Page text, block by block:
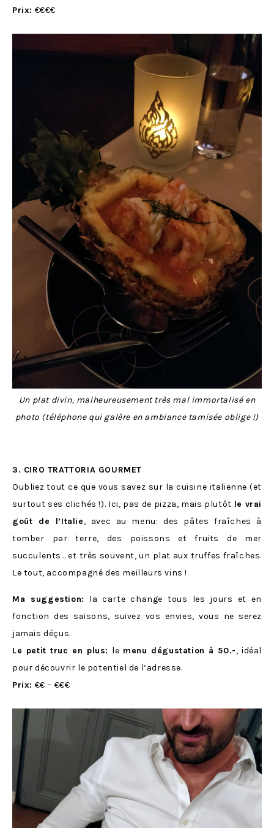
Prix: €€€€
Un plat divin, malheureusement très mal immortalisé en
photo (téléphone qui galère en ambiance tamisée oblige !)
3. CIRO TRATTORIA GOURMET
Oubliez tout ce que vous savez sur la cuisine italienne (et
surtout ses clichés !). Ici, pas de pizza, mais plutôt le vrai
goût de l’Italie, avec au menu: des pâtes fraîches à
tomber par terre, des poissons et fruits de mer
succulents… et très souvent, un plat aux truffes fraîches.
Le tout, accompagné des meilleurs vins !
Ma suggestion:
la carte change tous les jours et en
fonction des saisons, suivez vos envies, vous ne serez
jamais déçus.
Le petit truc en plus: le menu dégustation à 50.-, idéal
pour découvrir le potentiel de l’adresse.
Prix: €€ – €€€